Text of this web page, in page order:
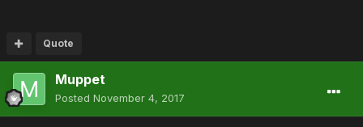
Quote
Muppet
Posted November 4, 2017